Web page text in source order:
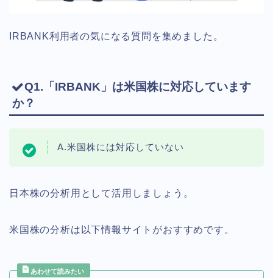
IRBANK利用者の気になる質問を集めました。
Q1.「IRBANK」は米国株に対応しています
か？
A.米国株には対応していない
日本株の分析用として活用しましょう。
米国株の分析は以下情報サイトがおすすめです。